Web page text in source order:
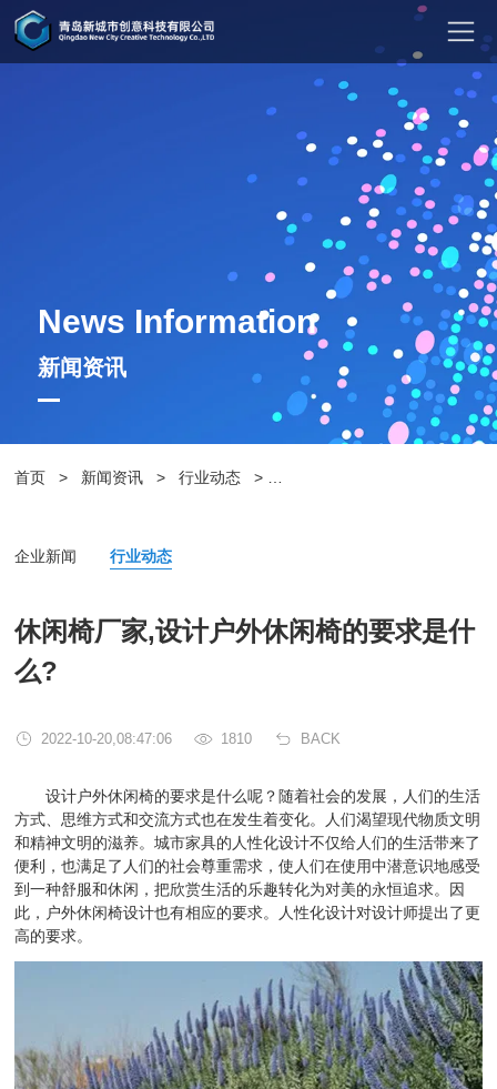
News Information
新闻资讯
首页 > 新闻资讯 > 行业动态 >
企业新闻 行业动态
休闲椅厂家,设计户外休闲椅的要求是什
么?
2022-10-20,08:47:06 1810 BACK
设计户外休闲椅的要求是什么呢？随着社会的发展，人们的生活
方式、思维方式和交流方式也在发生着变化。人们渴望现代物质文明
和精神文明的滋养。城市家具的人性化设计不仅给人们的生活带来了
便利，也满足了人们的社会尊重需求，使人们在使用中潜意识地感受
到一种舒服和休闲，把欣赏生活的乐趣转化为对美的永恒追求。因
此，户外休闲椅设计也有相应的要求。人性化设计对设计师提出了更
高的要求。